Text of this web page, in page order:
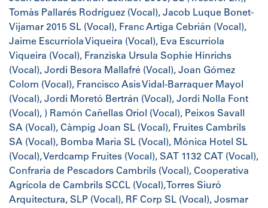
Tomàs Pallarés Rodríguez (Vocal), Jacob Luque Bonet-
Vijamar 2015 SL (Vocal), Franc Artiga Cebrián (Vocal),
Jaime Escurriola Viqueira (Vocal), Eva Escurriola
Viqueira (Vocal), Franziska Ursula Sophie Hinrichs
(Vocal), Jordi Besora Mallafré (Vocal), Joan Gómez
Colom (Vocal), Francisco Asis Vidal-Barraquer Mayol
(Vocal), Jordi Moretó Bertrán (Vocal), Jordi Nolla Font
(Vocal), ) Ramón Cañellas Oriol (Vocal), Peixos Savall
SA (Vocal), Càmpig Joan SL (Vocal), Fruites Cambrils
SA (Vocal), Bomba Maria SL (Vocal), Mónica Hotel SL
(Vocal), Verdcamp Fruites (Vocal), SAT 1132 CAT (Vocal),
Confraria de Pescadors Cambrils (Vocal), Cooperativa
Agrícola de Cambrils SCCL (Vocal), Torres Siuró
Arquitectura, SLP (Vocal), RF Corp SL (Vocal), Josmar